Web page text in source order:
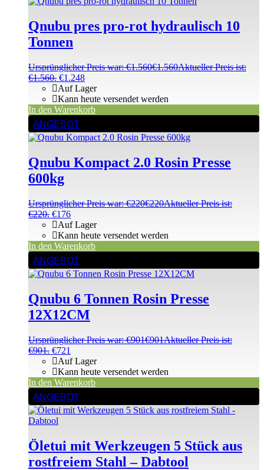
Qnubu pres pro-rot hydraulisch 10
Tonnen
Ursprünglicher Preis war: €1.560€1.560Aktueller Preis ist:
€1.560. €1.248
Auf Lager
Kann heute versendet werden
In den Warenkorb
ANGEBOT
Qnubu Kompact 2.0 Rosin Presse
600kg
Ursprünglicher Preis war: €220€220Aktueller Preis ist:
€220. €176
Auf Lager
Kann heute versendet werden
In den Warenkorb
ANGEBOT
Qnubu 6 Tonnen Rosin Presse
12X12CM
Ursprünglicher Preis war: €901€901Aktueller Preis ist:
€901. €721
Auf Lager
Kann heute versendet werden
In den Warenkorb
ANGEBOT
Öletui mit Werkzeugen 5 Stück aus
rostfreiem Stahl – Dabtool